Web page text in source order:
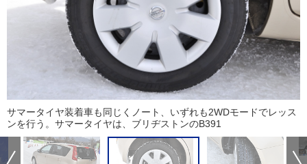
サマータイヤ装着車も同じくノート、いずれも2WDモードでレッス
ンを行う。サマータイヤは、ブリヂストンのB391